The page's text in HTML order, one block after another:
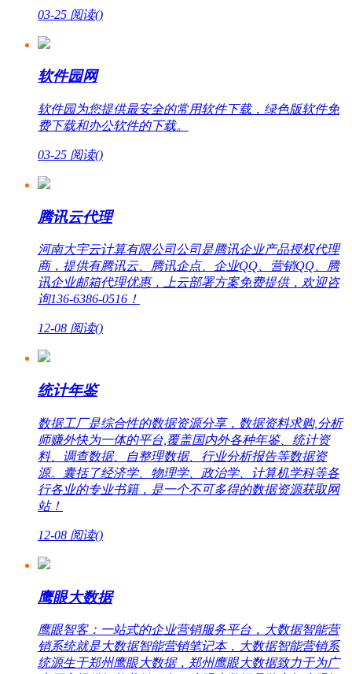
03-25 阅读()
软件园网
软件园为您提供最安全的常用软件下载，绿色版软件免
费下载和办公软件的下载。
03-25 阅读()
腾讯云代理
河南大宇云计算有限公司公司是腾讯企业产品授权代理
商，提供有腾讯云、腾讯企点、企业QQ、营销QQ、腾
讯企业邮箱代理优惠，上云部署方案免费提供，欢迎咨
询136-6386-0516！
12-08 阅读()
统计年鉴
数据工厂是综合性的数据资源分享，数据资料求购,分析
师赚外快为一体的平台,覆盖国内外各种年鉴、统计资
料、调查数据、自整理数据、行业分析报告等数据资
源。囊括了经济学、物理学、政治学、计算机学科等各
行各业的专业书籍，是一个不可多得的数据资源获取网
站！
12-08 阅读()
鹰眼大数据
鹰眼智客：一站式的企业营销服务平台，大数据智能营
销系统就是大数据智能营销笔记本，大数据智能营销系
统源生于郑州鹰眼大数据，郑州鹰眼大数据致力于为广